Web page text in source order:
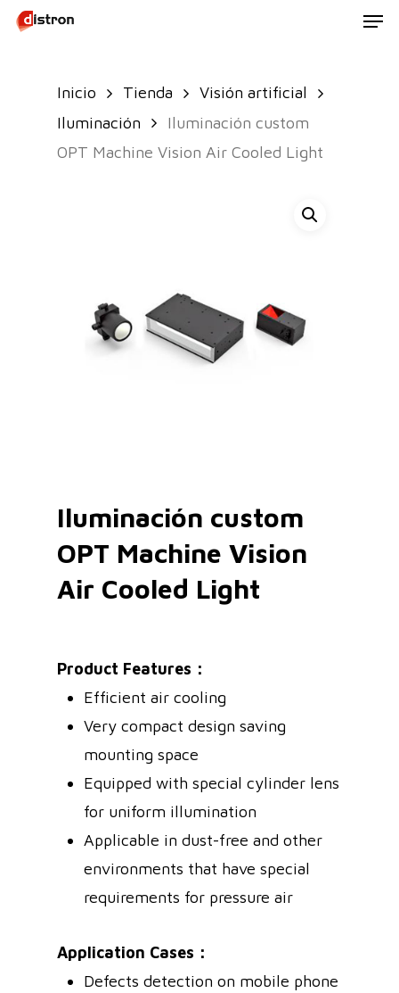
Skip
Inicio Tienda
Visión artificial
Iluminación
Iluminación custom
OPT Machine Vision Air Cooled Light
Iluminación custom
OPT Machine Vision
Air Cooled Light
Product Features：
Efficient air cooling
Very compact design saving
mounting space
Equipped with special cylinder lens
for uniform illumination
Applicable in dust-free and other
environments that have special
requirements for pressure air
Application Cases：
Defects detection on mobile phone